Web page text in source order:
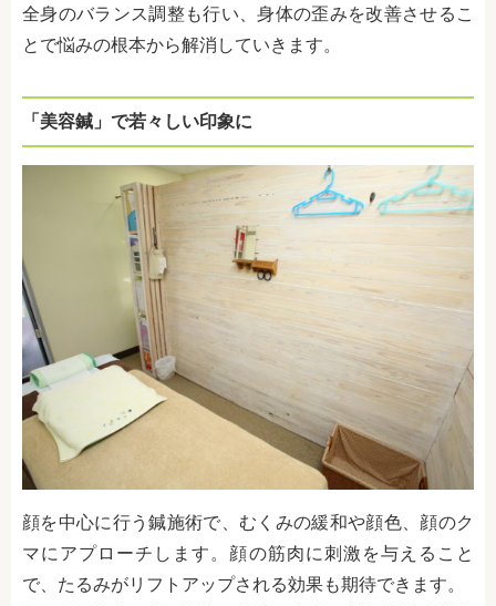
全身のバランス調整も行い、身体の歪みを改善させるこ
とで悩みの根本から解消していきます。
「美容鍼」で若々しい印象に
顔を中心に行う鍼施術で、むくみの緩和や顔色、顔のク
マにアプローチします。顔の筋肉に刺激を与えること
で、たるみがリフトアップされる効果も期待できます。